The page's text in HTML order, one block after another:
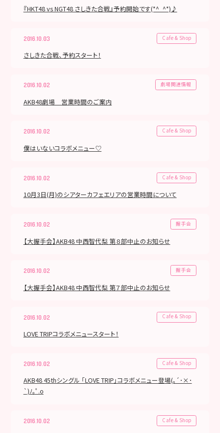
『HKT48 vs NGT48 さしきた合戦』予約開始です(*^_^*)♪
2016.10.03 Cafe & Shop
さしきた合戦、予約スタート！
2016.10.02 劇場関連情報
AKB48劇場 営業時間のご案内
2016.10.02 Cafe & Shop
僕はいないコラボメニュー♡
2016.10.02 Cafe & Shop
10月3日(月)のシアターカフェエリアの営業時間について
2016.10.02 握手会
【大握手会】AKB48 中西智代梨 第８部中止のお知らせ
2016.10.02 握手会
【大握手会】AKB48 中西智代梨 第７部中止のお知らせ
2016.10.02 Cafe & Shop
LOVE TRIPコラボメニュースタート！
2016.10.02 Cafe & Shop
AKB48 45thシングル 「LOVE TRIP」コラボメニュー登場(｡´･×･
`)ﾉ｡ﾟ.o
2016.10.02 Cafe & Shop